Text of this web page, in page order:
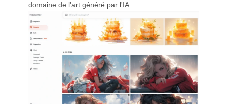
domaine de l'art généré par l'IA.